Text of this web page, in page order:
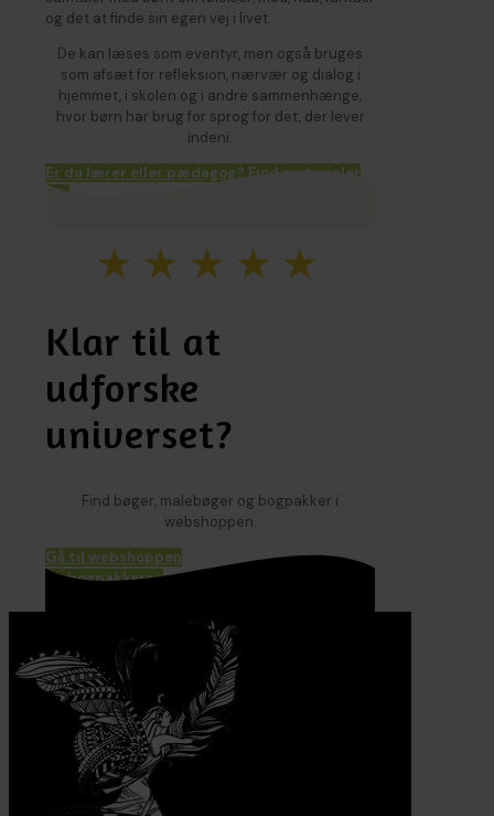
og det at finde sin egen vej i livet.
De kan læses som eventyr, men også bruges
som afsæt for refleksion, nærvær og dialog i
hjemmet, i skolen og i andre sammenhænge,
hvor børn har brug for sprog for det, der lever
indeni.
Er du lærer eller pædagog? Find materialer
her
★★★★★
Klar til at
udforske
universet?
Find bøger, malebøger og bogpakker i
webshoppen.
Gå til webshoppen
Se bogpakkerne